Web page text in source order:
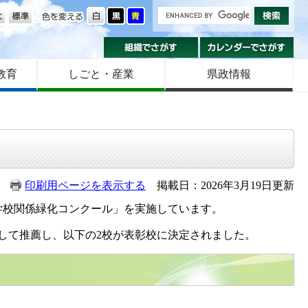
色を変える
大きさ
組織でさがす
育 しごと・産業 県政情報
印刷用ページを表示する
掲載日：2026年3月19日更新
係緑化コンクール」を実施しています。
推薦し、以下の2校が表彰校に決定されました。